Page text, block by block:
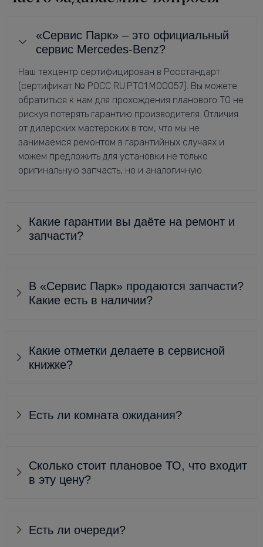
«Сервис Парк» – это официальный
сервис Mercedes-Benz?
Наш техцентр сертифицирован в Росстандарт
(сертификат № РОСС RU.РТ01.М00057). Вы можете
обратиться к нам для прохождения планового ТО не
рискуя потерять гарантию производителя. Отличия
от дилерских мастерских в том, что мы не
занимаемся ремонтом в гарантийных случаях и
можем предложить для установки не только
оригинальную запчасть, но и аналогичную.
Какие гарантии вы даёте на ремонт и
запчасти?
В «Сервис Парк» продаются запчасти?
Какие есть в наличии?
Какие отметки делаете в сервисной
книжке?
Есть ли комната ожидания?
Сколько стоит плановое ТО, что входит
в эту цену?
Есть ли очереди?